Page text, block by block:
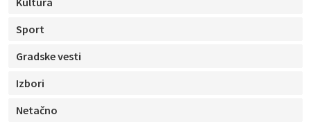
Sport
Gradske vesti
Izbori
Netačno